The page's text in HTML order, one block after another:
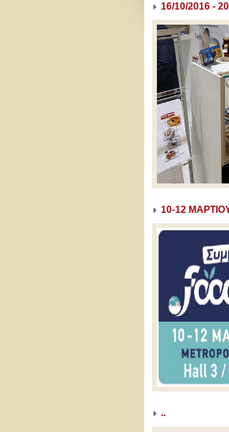
16/10/2016 -
10-12
..